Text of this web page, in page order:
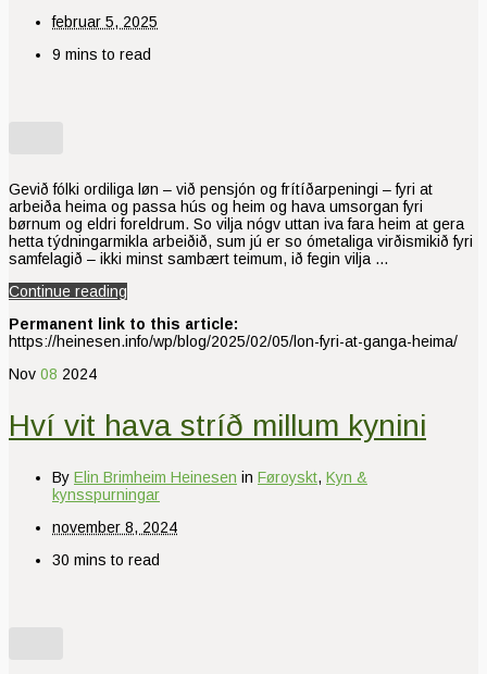
februar 5, 2025
9 mins to read
Gevið fólki ordiliga løn – við pensjón og frítíðarpeningi – fyri at
arbeiða heima og passa hús og heim og hava umsorgan fyri
børnum og eldri foreldrum. So vilja nógv uttan iva fara heim at gera
hetta týdningarmikla arbeiðið, sum jú er so ómetaliga virðismikið fyri
samfelagið – ikki minst sambært teimum, ið fegin vilja …
Continue reading
Permanent link to this article:
https://heinesen.info/wp/blog/2025/02/05/lon-fyri-at-ganga-heima/
Nov 08 2024
Hví vit hava stríð millum kynini
By Elin Brimheim Heinesen in Føroyskt, Kyn &
kynsspurningar
november 8, 2024
30 mins to read